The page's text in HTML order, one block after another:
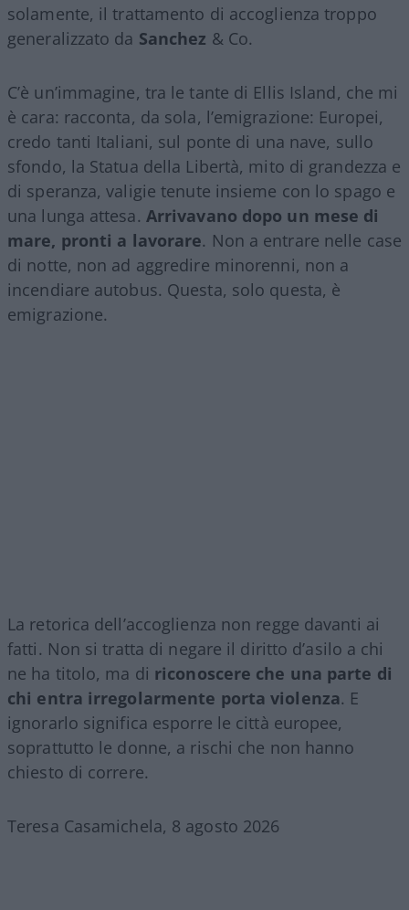
solamente, il trattamento di accoglienza troppo
generalizzato da Sanchez & Co.
C’è un’immagine, tra le tante di Ellis Island, che mi
è cara: racconta, da sola, l’emigrazione: Europei,
credo tanti Italiani, sul ponte di una nave, sullo
sfondo, la Statua della Libertà, mito di grandezza e
di speranza, valigie tenute insieme con lo spago e
una lunga attesa. Arrivavano dopo un mese di
mare, pronti a lavorare. Non a entrare nelle case
di notte, non ad aggredire minorenni, non a
incendiare autobus. Questa, solo questa, è
emigrazione.
La retorica dell’accoglienza non regge davanti ai
fatti. Non si tratta di negare il diritto d’asilo a chi
ne ha titolo, ma di riconoscere che una parte di
chi entra irregolarmente porta violenza. E
ignorarlo significa esporre le città europee,
soprattutto le donne, a rischi che non hanno
chiesto di correre.
Teresa Casamichela, 8 agosto 2026